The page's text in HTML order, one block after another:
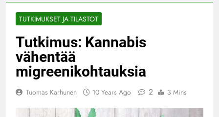
TUTKIMUKSET JA TILASTOT
Tutkimus: Kannabis
vähentää
migreenikohtauksia
Tuomas Karhunen 10 Years Ago 2 3 Mins